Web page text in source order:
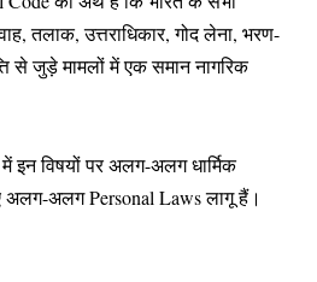
तलाक, उत्तराधिकार, गोद लेना, भरण-
से जुड़े मामलों में एक समान नागरिक
में इन विषयों पर अलग-अलग धार्मिक
अलग-अलग Personal Laws लागू हैं।